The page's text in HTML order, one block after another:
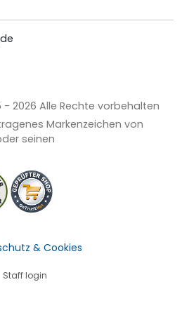
- 2026 Alle Rechte vorbehalten
Markenzeichen von
seinen
& Cookies
Staff login